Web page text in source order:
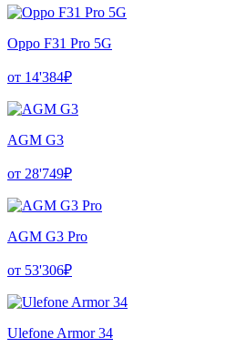
Oppo F31 Pro 5G
от 14'384₽
AGM G3
от 28'749₽
AGM G3 Pro
от 53'306₽
Ulefone Armor 34